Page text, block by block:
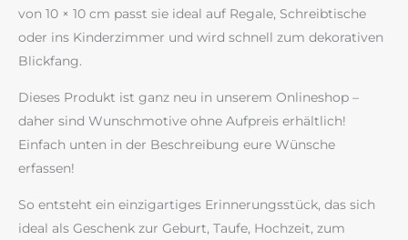
von 10 × 10 cm passt sie ideal auf Regale, Schreibtische
oder ins Kinderzimmer und wird schnell zum dekorativen
Blickfang.
Dieses Produkt ist ganz neu in unserem Onlineshop –
daher sind Wunschmotive ohne Aufpreis erhältlich!
Einfach unten in der Beschreibung eure Wünsche
erfassen!
So entsteht ein einzigartiges Erinnerungsstück, das sich
ideal als Geschenk zur Geburt, Taufe, Hochzeit, zum